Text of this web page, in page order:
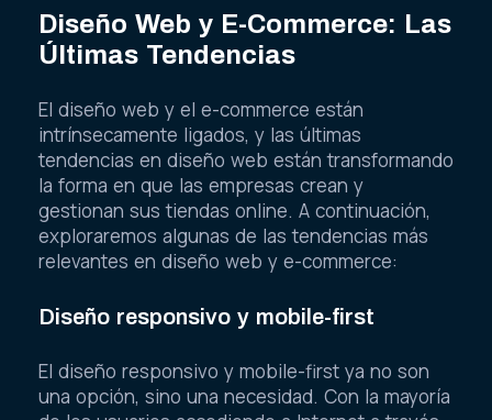
Diseño Web y E-Commerce: Las
Últimas Tendencias
El diseño web y el e-commerce están
intrínsecamente ligados, y las últimas
tendencias en diseño web están transformando
la forma en que las empresas crean y
gestionan sus tiendas online. A continuación,
exploraremos algunas de las tendencias más
relevantes en diseño web y e-commerce:
Diseño responsivo y mobile-first
El diseño responsivo y mobile-first ya no son
una opción, sino una necesidad. Con la mayoría